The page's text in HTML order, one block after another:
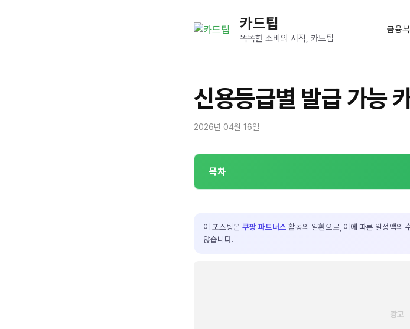
카드팁
똑똑한 소비의 시작, 카드팁
금융복
신용등급별 발급 가능
2026년 04월 16일
목차
이 포스팅은 쿠팡 파트너스 활동의 일환으로, 이에 따른 일정액의
않습니다.